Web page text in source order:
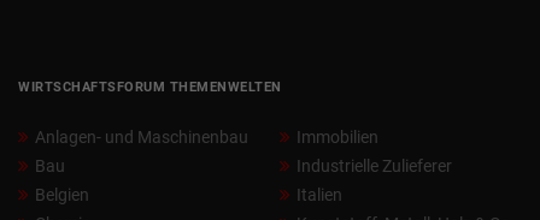
WIRTSCHAFTSFORUM THEMENWELTEN
Anlagen- und Maschinenbau
Bau
Belgien
Immobilien
Industrielle Zulieferer
Italien